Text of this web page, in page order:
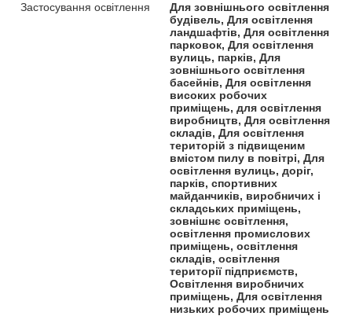
Застосування освітлення
Для зовнішнього освітлення
будівель, Для освітлення
ландшафтів, Для освітлення
парковок, Для освітлення
вулиць, парків, Для
зовнішнього освітлення
басейнів, Для освітлення
високих робочих
приміщень, для освітлення
виробництв, Для освітлення
складів, Для освітлення
територій з підвищеним
вмістом пилу в повітрі, Для
освітлення вулиць, доріг,
парків, спортивних
майданчиків, виробничих і
складських приміщень,
зовнішнє освітлення,
освітлення промислових
приміщень, освітлення
складів, освітлення
території підприємств,
Освітлення виробничих
приміщень, Для освітлення
низьких робочих приміщень